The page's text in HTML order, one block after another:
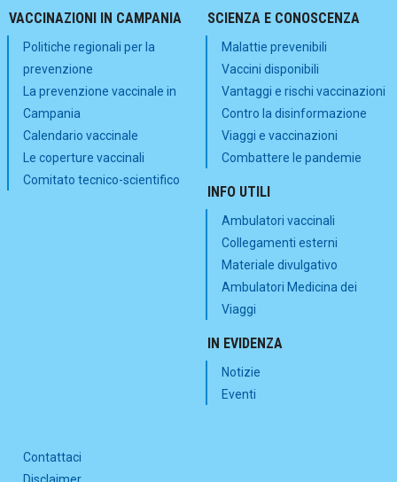
VACCINAZIONI IN CAMPANIA
Politiche regionali per la
prevenzione
La prevenzione vaccinale in
Campania
Calendario vaccinale
Le coperture vaccinali
Comitato tecnico-scientifico
SCIENZA E CONOSCENZA
Malattie prevenibili
Vaccini disponibili
Vantaggi e rischi vaccinazioni
Contro la disinformazione
Viaggi e vaccinazioni
Combattere le pandemie
INFO UTILI
Ambulatori vaccinali
Collegamenti esterni
Materiale divulgativo
Ambulatori Medicina dei
Viaggi
IN EVIDENZA
Notizie
Eventi
Contattaci
Disclaimer